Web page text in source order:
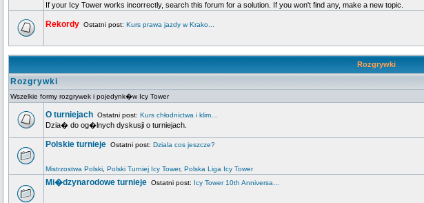
If your Icy Tower works incorrectly, search this forum for a solution. If you won't find any, make a new topic.
Rekordy Ostatni post: Kurs prawa jazdy w Krako...
Rozgrywki
Rozgrywki
Wszelkie formy rozgrywek i pojedynk�w Icy Tower
O turniejach Ostatni post: Kurs chłodnictwa i klim...
Dzia� do og�lnych dyskusji o turniejach.
Polskie turnieje Ostatni post: Dziala cos jeszcze?
Mistrzostwa Polski Polski Turniej Icy Tower, Polska Liga Icy Tower
Mi�dzynarodowe turnieje Ostatni post: Icy Tower 10th Anniversa...